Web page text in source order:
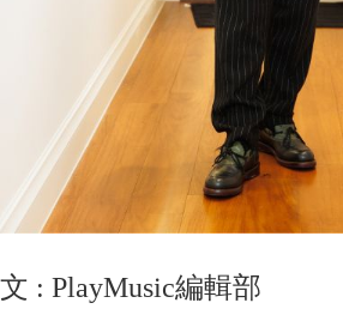
文 : PlayMusic編輯